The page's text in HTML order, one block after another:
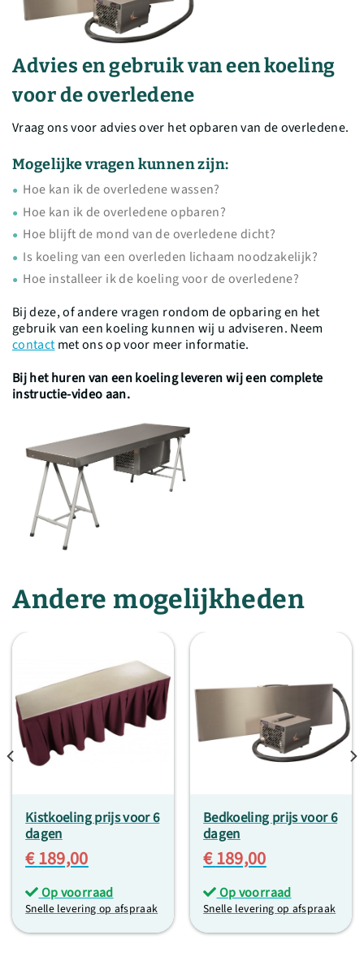
Advies en gebruik van een koeling
voor de overledene
Vraag ons voor advies over het opbaren van de overledene.
Mogelijke vragen kunnen zijn:
Hoe kan ik de overledene wassen?
Hoe kan ik de overledene opbaren?
Hoe blijft de mond van de overledene dicht?
Is koeling van een overleden lichaam noodzakelijk?
Hoe installeer ik de koeling voor de overledene?
Bij deze, of andere vragen rondom de opbaring en het
gebruik van een koeling kunnen wij u adviseren. Neem
contactmet ons op voor meer informatie.
Bij het huren van een koeling leveren wij een complete
instructie-video aan.
Andere mogelijkheden
Kistkoeling prijs voor 6
dagen
€189,00
Op voorraad
Snelle levering op afspraak
Bedkoeling prijs voor 6
dagen
€189,00
Op voorraad
Snelle levering op afspraak